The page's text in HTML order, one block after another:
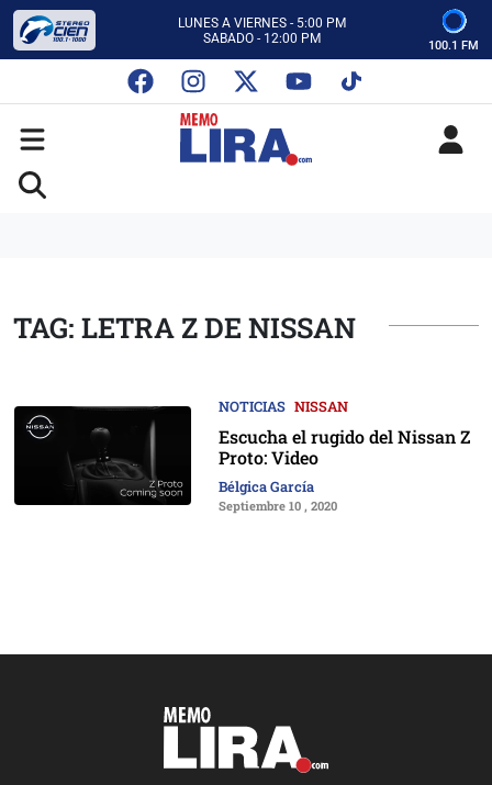
LUNES A VIERNES - 5:00 PM
SABADO - 12:00 PM
CON MEMO LIRA Y SU EQUIPO
LUNES A VIERNES - 5:00 PM
SABADO - 12:00 PM
100.1 FM
TAG: LETRA Z DE NISSAN
NOTICIAS NISSAN
Escucha el rugido del Nissan Z
Proto: Video
Bélgica García
Septiembre 10 , 2020